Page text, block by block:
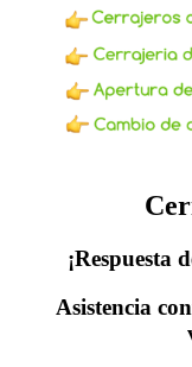
¡Respuesta
Asistencia